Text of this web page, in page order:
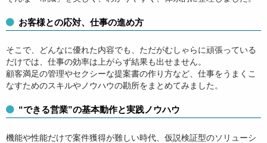
お客様との応対、仕事の進め方
そこで、どんなに優れた内容でも、ただがむしゃらに頑張っている
だけでは、仕事の効率は上がらず結果も出せません。
顧客満足の管理やセクシーな提案書の作り方など、仕事をうまくこ
なすためのスキルやノウハウの勘所をまとめてみました。
“できる営業”の基本動作と実践ノウハウ
機能や性能だけで案件獲得が難しい時代、仮説検証型のソリューシ